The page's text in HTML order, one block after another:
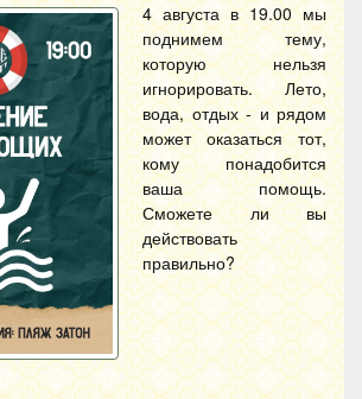
4 августа в 19.00 мы
поднимем тему,
которую нельзя
игнорировать. Лето,
вода, отдых - и рядом
может оказаться тот,
кому понадобится
ваша помощь.
Сможете ли вы
действовать
правильно?